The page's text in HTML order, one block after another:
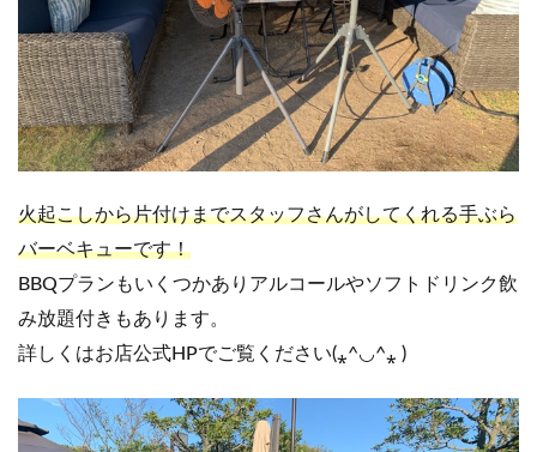
火起こしから片付けまでスタッフさんがしてくれる手ぶら
バーベキューです！
BBQプランもいくつかありアルコールやソフトドリンク飲
み放題付きもあります。
詳しくはお店公式HPでご覧ください(⁎^◡^⁎ )